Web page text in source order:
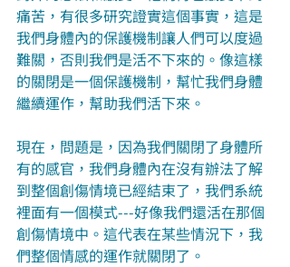
痛苦，有很多研究證實這個事實，這是
我們身體內的保護機制讓人們可以度過
難關，否則我們是活不下來的。像這樣
的關閉是一個保護機制，幫忙我們身體
繼續運作，幫助我們活下來。
現在，問題是，因為我們關閉了身體所
有的感官，我們身體內在沒有辦法了解
到整個創傷情境已經結束了，我們系統
裡面有一個模式---好像我們還活在那個
創傷情境中。這代表在某些情況下，我
們整個情感的運作就關閉了。